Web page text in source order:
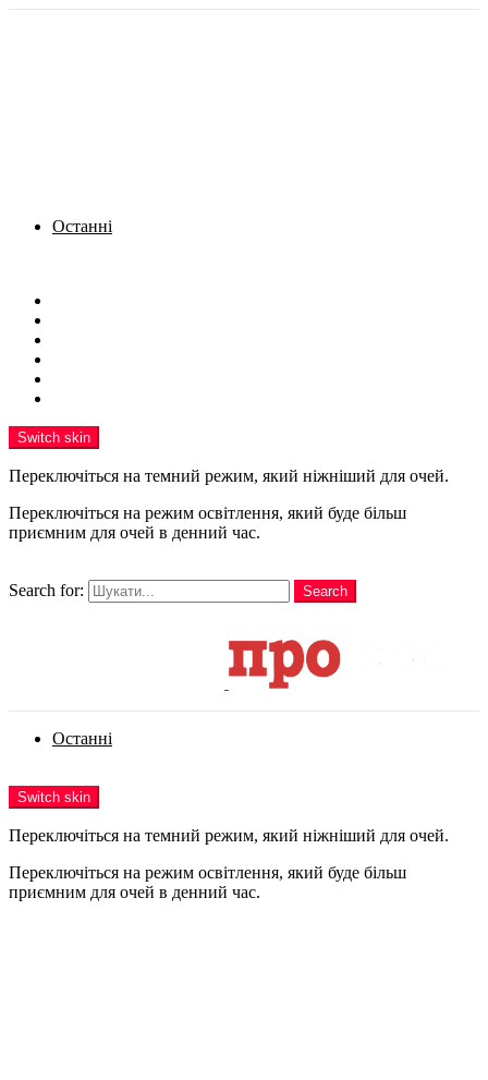
Останні
Switch skin
Переключіться на темний режим, який ніжніший для очей.
Переключіться на режим освітлення, який буде більш
приємним для очей в денний час.
Search for:
Search
Останні
Switch skin
Переключіться на темний режим, який ніжніший для очей.
Переключіться на режим освітлення, який буде більш
приємним для очей в денний час.